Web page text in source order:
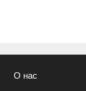
О нас